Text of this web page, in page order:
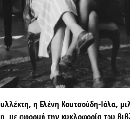
η Ελένη Κουτσούδη-Ιόλα,
με αφορμή την κυκλοφορία του